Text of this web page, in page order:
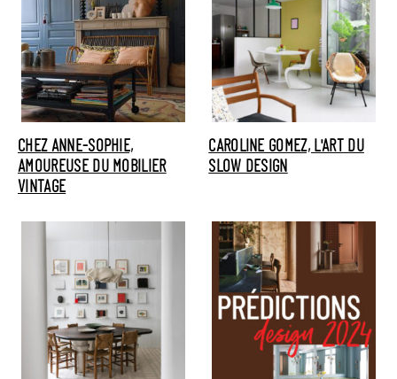
CHEZ ANNE-SOPHIE,
AMOUREUSE DU MOBILIER
VINTAGE
CAROLINE GOMEZ, L'ART DU
SLOW DESIGN